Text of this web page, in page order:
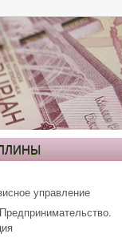
управление